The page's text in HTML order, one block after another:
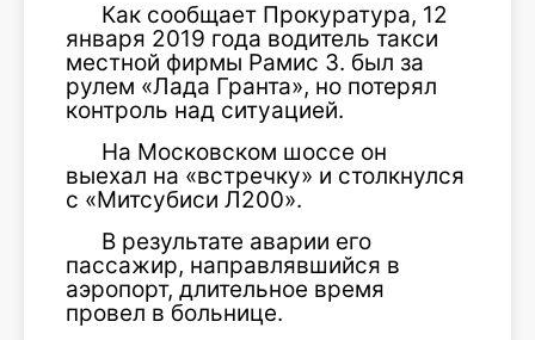
Как сообщает Прокуратура, 12
января 2019 года водитель такси
местной фирмы Рамис З. был за
рулем «Лада Гранта», но потерял
контроль над ситуацией.
На Московском шоссе он
выехал на «встречку» и столкнулся
с «Митсубиси Л200».
В результате аварии его
пассажир, направлявшийся в
аэропорт, длительное время
провел в больнице.